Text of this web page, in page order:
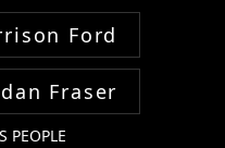
Ford
Fraser
PEOPLE